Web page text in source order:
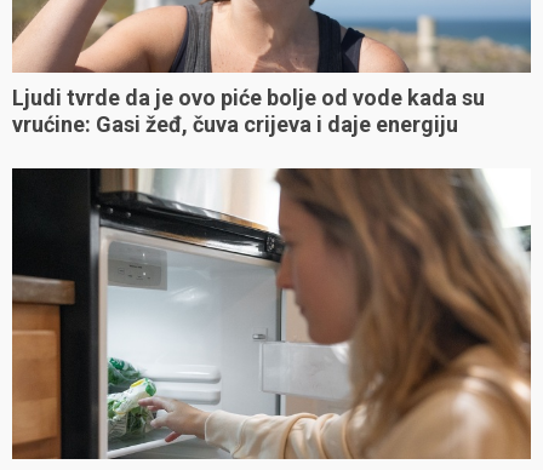
Ljudi tvrde da je ovo piće bolje od vode kada su
vrućine: Gasi žeđ, čuva crijeva i daje energiju